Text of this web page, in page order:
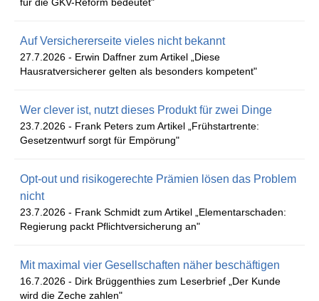
Auf Versichererseite vieles nicht bekannt
27.7.2026 - Erwin Daffner zum Artikel „Diese
Hausratversicherer gelten als besonders kompetent"
Wer clever ist, nutzt dieses Produkt für zwei Dinge
23.7.2026 - Frank Peters zum Artikel „Frühstartrente:
Gesetzentwurf sorgt für Empörung"
Opt-out und risikogerechte Prämien lösen das Problem
nicht
23.7.2026 - Frank Schmidt zum Artikel „Elementarschaden:
Regierung packt Pflichtversicherung an"
Mit maximal vier Gesellschaften näher beschäftigen
16.7.2026 - Dirk Brüggenthies zum Leserbrief „Der Kunde
wird die Zeche zahlen"